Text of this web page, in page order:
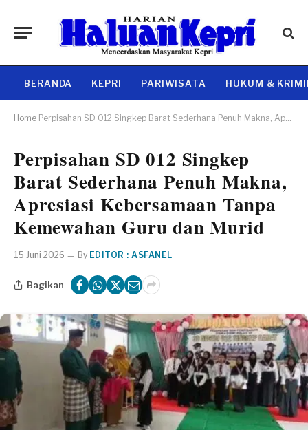
BERANDA KEPRI PARIWISATA HUKUM &
Home Perpisahan SD 012 Singkep Barat Sederhana Penuh Makna, Apresiasi Kebersamaan Tanpa Kemewahan Guru dan Murid
Perpisahan SD 012 Singkep
Barat Sederhana Penuh Makna,
Apresiasi Kebersamaan Tanpa
Kemewahan Guru dan Murid
15 Juni 2026 By EDITOR : ASFANEL
Bagikan